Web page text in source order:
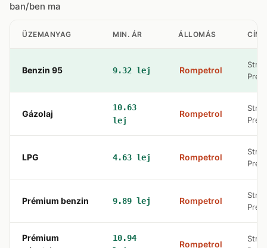
ban/ben ma
ÜZEMANYAG MIN. ÁR ÁLLOMÁS CÍM
Benzin 95 9.32 lej Rompetrol
Str.
Gázolaj
10.63
lej
Rompetrol
Str.
LPG 4.63 lej Rompetrol
Str.
Prémium benzin 9.89 lej Rompetrol
Str.
Prémium
10.94
Rompetrol
Str.